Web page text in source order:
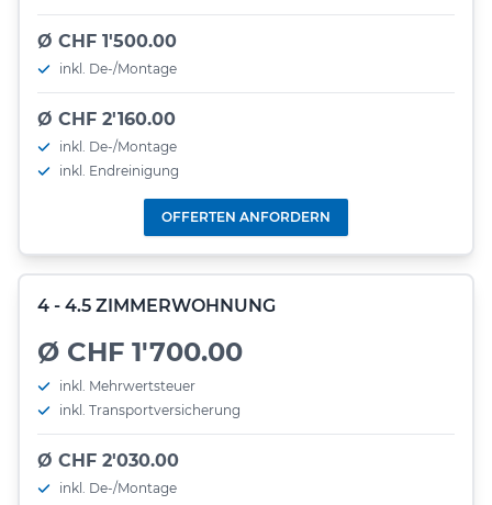
Ø CHF 1'500.00
inkl. De-/Montage
Ø CHF 2'160.00
inkl. De-/Montage
inkl. Endreinigung
OFFERTEN ANFORDERN
4 - 4.5 ZIMMERWOHNUNG
Ø CHF 1'700.00
inkl. Mehrwertsteuer
inkl. Transportversicherung
Ø CHF 2'030.00
inkl. De-/Montage